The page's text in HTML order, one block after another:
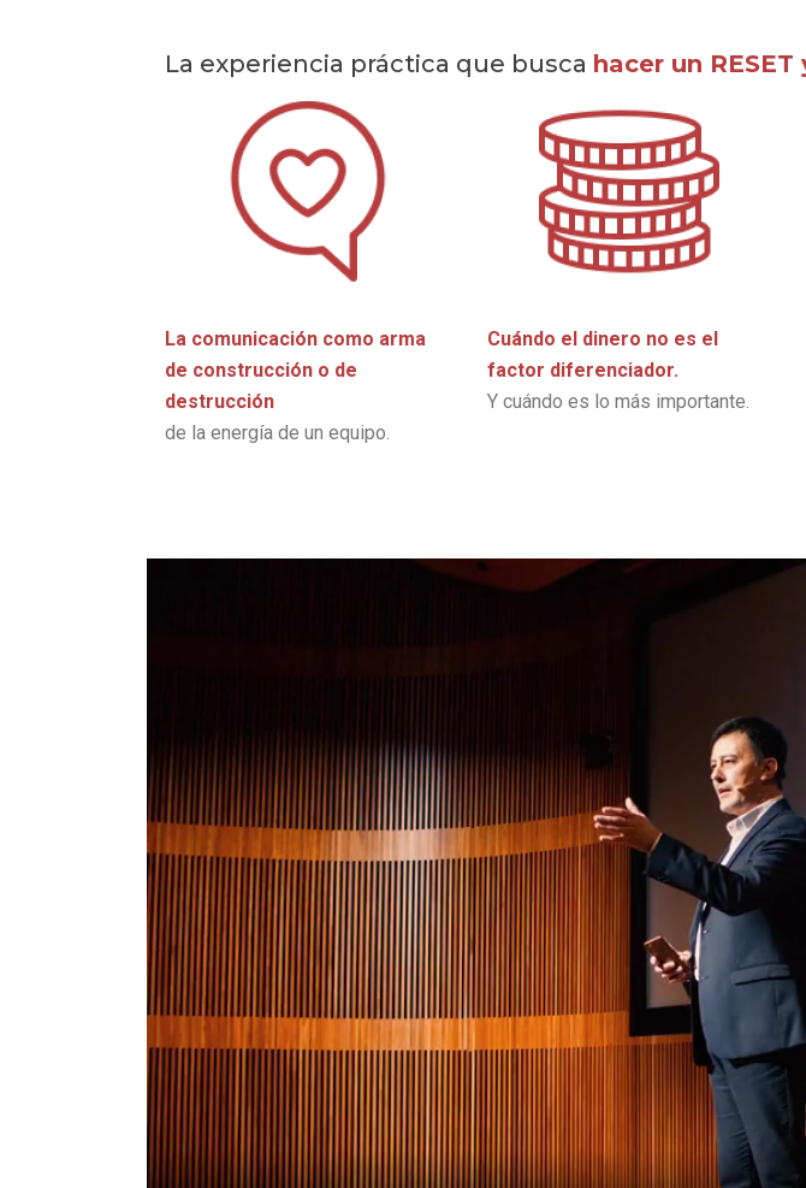
La experiencia práctica que busca hacer un
La comunicación como arma
de construcción o de
destrucción
de la energía de un equipo.
Cuándo el dinero no es el
factor diferenciador.
Y cuándo es lo más importante.